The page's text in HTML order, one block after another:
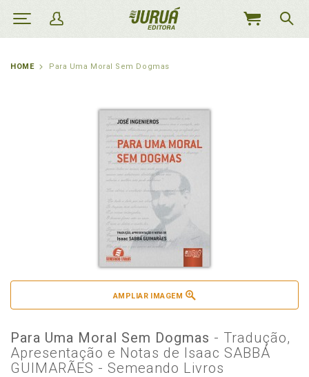
MEU
HOME Para Uma Moral Sem Dogmas
AMPLIAR IMAGEM
Para Uma Moral Sem Dogmas - Tradução,
Apresentação e Notas de Isaac SABBÁ
GUIMARÃES - Semeando Livros